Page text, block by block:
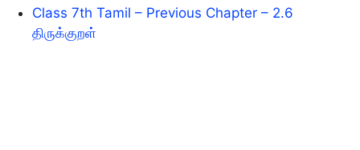
Class 7th Tamil – Previous Chapter – 2.6
திருக்குறள்